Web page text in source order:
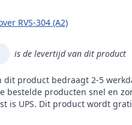
RVS-304 (A2)
is de levertijd van dit product
dit product bedraagt 2-5
bestelde producten snel en
is UPS. Dit product wordt